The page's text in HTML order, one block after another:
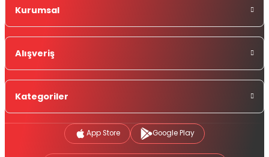
Kurumsal
Alışveriş
Kategoriler
App Store Google Play